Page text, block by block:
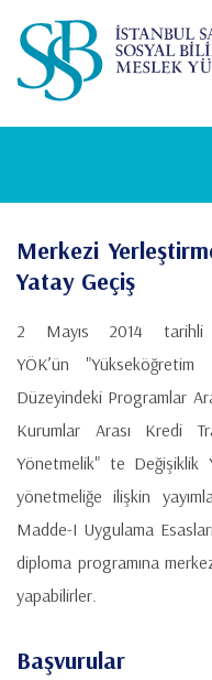
dikkat:
web
bir
içerir.
içeriğe
atla
Merkezi
Yatay Geçiş
2 Mayıs 2014 tarihli
YÖK’ün
Düzeyindeki Programlar
Kurumlar Arası Kredi
Yönetmelik" te Değişiklik
yönetmeliğe ilişkin
Madde-I Uygulama
diploma programına
yapabilirler.
Başvurular